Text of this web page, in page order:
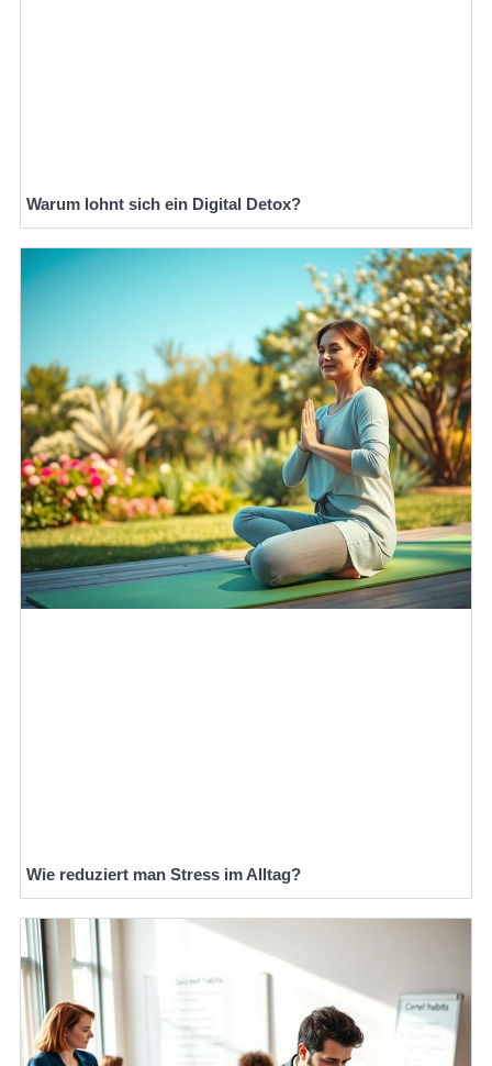
Warum lohnt sich ein Digital Detox?
Wie reduziert man Stress im Alltag?